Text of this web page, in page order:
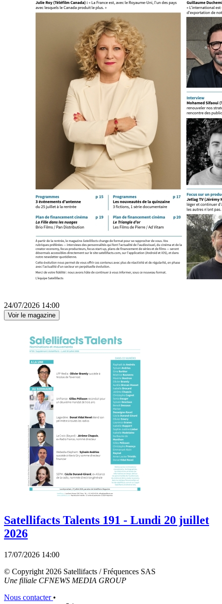
24/07/2026 14:00
Voir le magazine
Satellifacts Talents 191 - Lundi 20 juillet
2026
17/07/2026 14:00
© Copyright 2026 Satellifacts / Fréquences SAS
Une filiale CFNEWS MEDIA GROUP
Nous contacter •